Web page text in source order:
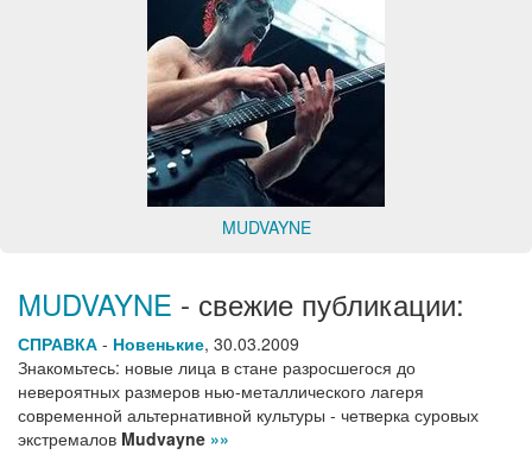
MUDVAYNE
MUDVAYNE - свежие публикации:
СПРАВКА - Новенькие, 30.03.2009
Знакомьтесь: новые лица в стане разросшегося до
невероятных размеров нью-металлического лагеря
современной альтернативной культуры - четверка суровых
экстремалов Mudvayne »»